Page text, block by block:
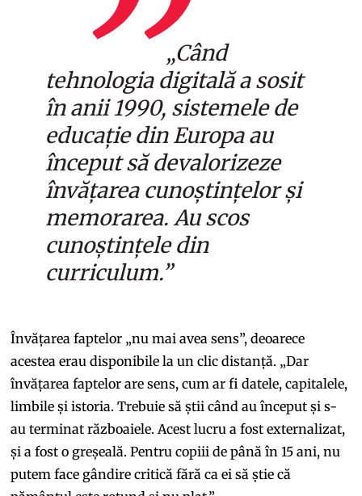
„Când
tehnologia digitală a sosit
în anii 1990, sistemele de
educație din Europa au
început să devalorizeze
învățarea cunoștințelor și
memorarea. Au scos
cunoștințele din
curriculum.”
Învățarea faptelor „nu mai avea sens”, deoarece
acestea erau disponibile la un clic distanță. „Dar
învățarea faptelor are sens, cum ar fi datele, capitalele,
limbile și istoria. Trebuie să știi când au început și s-
au terminat războaiele. Acest lucru a fost externalizat,
și a fost o greșeală. Pentru copiii de până în 15 ani, nu
putem face gândire critică fără ca ei să știe că